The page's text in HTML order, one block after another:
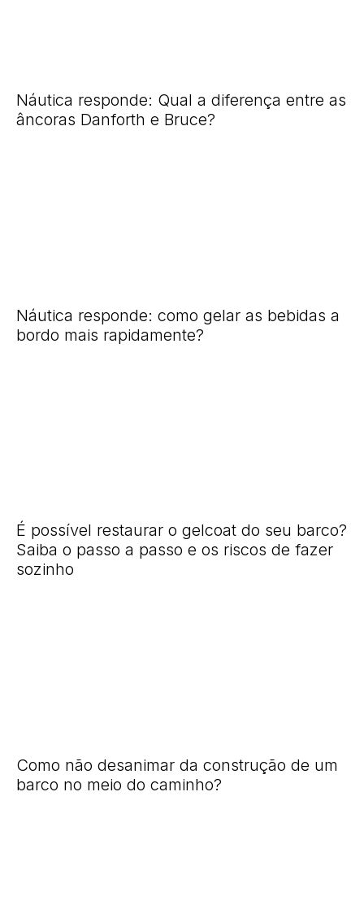
Náutica responde: Qual a diferença entre as
âncoras Danforth e Bruce?
Náutica responde: como gelar as bebidas a
bordo mais rapidamente?
É possível restaurar o gelcoat do seu barco?
Saiba o passo a passo e os riscos de fazer
sozinho
Como não desanimar da construção de um
barco no meio do caminho?